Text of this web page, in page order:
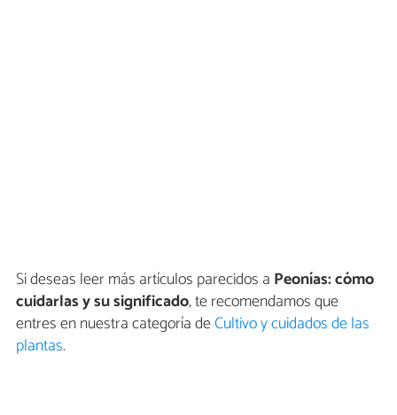
Si deseas leer más artículos parecidos a Peonías: cómo
cuidarlas y su significado, te recomendamos que
entres en nuestra categoría deCultivo y cuidados de las
plantas.